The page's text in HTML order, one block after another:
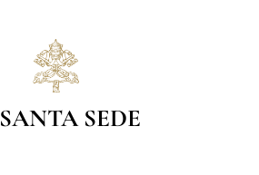
SANTA SEDE